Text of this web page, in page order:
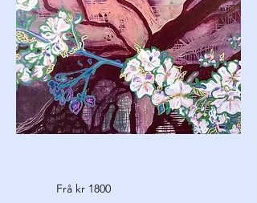
Frå kr 1800